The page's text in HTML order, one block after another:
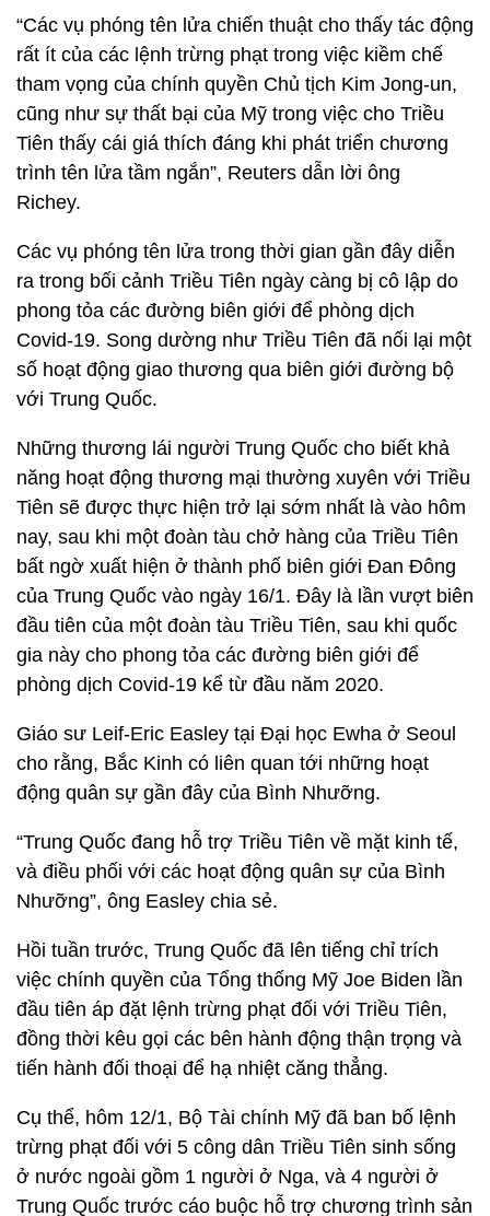
“Các vụ phóng tên lửa chiến thuật cho thấy tác động
rất ít của các lệnh trừng phạt trong việc kiềm chế
tham vọng của chính quyền Chủ tịch Kim Jong-un,
cũng như sự thất bại của Mỹ trong việc cho Triều
Tiên thấy cái giá thích đáng khi phát triển chương
trình tên lửa tầm ngắn”, Reuters dẫn lời ông
Richey.
Các vụ phóng tên lửa trong thời gian gần đây diễn
ra trong bối cảnh Triều Tiên ngày càng bị cô lập do
phong tỏa các đường biên giới để phòng dịch
Covid-19. Song dường như Triều Tiên đã nối lại một
số hoạt động giao thương qua biên giới đường bộ
với Trung Quốc.
Những thương lái người Trung Quốc cho biết khả
năng hoạt động thương mại thường xuyên với Triều
Tiên sẽ được thực hiện trở lại sớm nhất là vào hôm
nay, sau khi một đoàn tàu chở hàng của Triều Tiên
bất ngờ xuất hiện ở thành phố biên giới Đan Đông
của Trung Quốc vào ngày 16/1. Đây là lần vượt biên
đầu tiên của một đoàn tàu Triều Tiên, sau khi quốc
gia này cho phong tỏa các đường biên giới để
phòng dịch Covid-19 kể từ đầu năm 2020.
Giáo sư Leif-Eric Easley tại Đại học Ewha ở Seoul
cho rằng, Bắc Kinh có liên quan tới những hoạt
động quân sự gần đây của Bình Nhưỡng.
“Trung Quốc đang hỗ trợ Triều Tiên về mặt kinh tế,
và điều phối với các hoạt động quân sự của Bình
Nhưỡng”, ông Easley chia sẻ.
Hồi tuần trước, Trung Quốc đã lên tiếng chỉ trích
việc chính quyền của Tổng thống Mỹ Joe Biden lần
đầu tiên áp đặt lệnh trừng phạt đối với Triều Tiên,
đồng thời kêu gọi các bên hành động thận trọng và
tiến hành đối thoại để hạ nhiệt căng thẳng.
Cụ thể, hôm 12/1, Bộ Tài chính Mỹ đã ban bố lệnh
trừng phạt đối với 5 công dân Triều Tiên sinh sống
ở nước ngoài gồm 1 người ở Nga, và 4 người ở
Trung Quốc trước cáo buộc hỗ trợ chương trình sản